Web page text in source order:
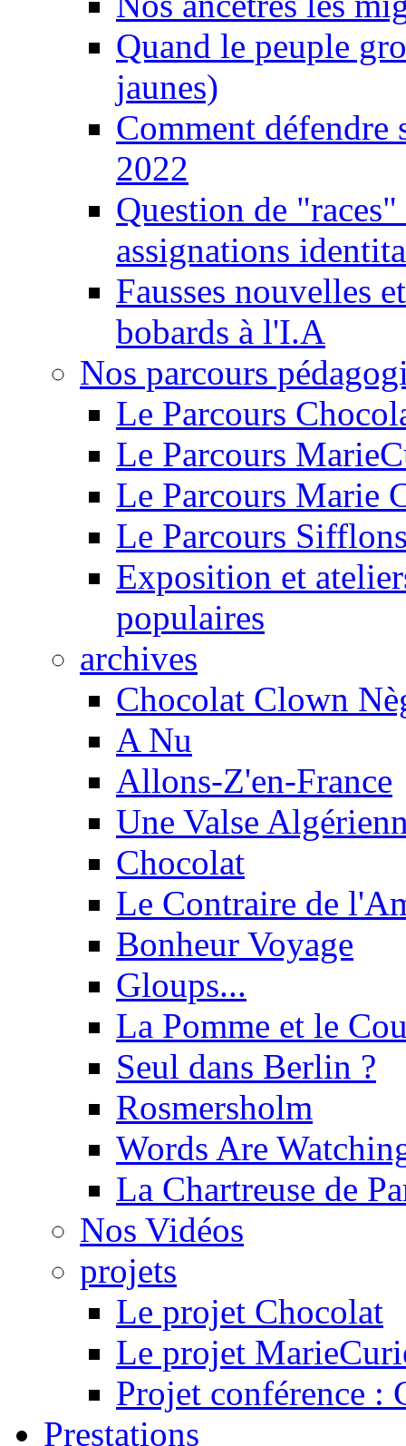
Quand le peuple
jaunes)
Comment défendre
2022
Question de
assignations
Fausses nouvelles
bobards à l'I.A
Nos parcours
Le Parcours
Le Parcours
Le Parcours Marie
Le Parcours
Exposition et
populaires
archives
Chocolat Clown
A Nu
Allons-Z'en-France
Une Valse
Chocolat
Le Contraire de
Bonheur Voyage
Gloups...
La Pomme et le
Seul dans Berlin ?
Rosmersholm
Words Are
La Chartreuse de
Nos Vidéos
projets
Le projet Chocolat
Le projet
Projet conférence :
Prestations